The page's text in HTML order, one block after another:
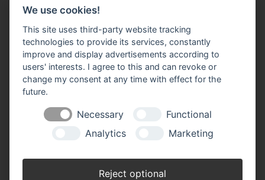
Impressum Datenschutz
Cookie-Einstellungen ändern
BBM Baumarkt Achim
Margarete-Steiff-Allee 1
Telefon: 04202 91 03 50
E-Mail:
achim(at)bbm-baumarkt.de
8.30 - 19.00 Uhr
We use cookies!
This site uses third-party website tracking
technologies to provide its services, constantly
improve and display advertisements according to
users' interests. I agree to this and can revoke or
change my consent at any time with effect for the
future.
Necessary
Functional
Analytics
Marketing
Reject optional